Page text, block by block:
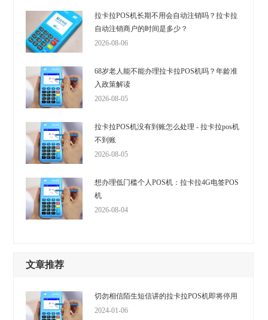
拉卡拉POS机长期不用会自动注销吗？拉卡拉
自动注销商户的时间是多少？
2026-08-06
68岁老人能不能办理拉卡拉POS机吗？年龄准
入政策解读
2026-08-05
拉卡拉POS机没有到账怎么处理 - 拉卡拉pos机
不到账
2026-08-05
想办理低门槛个人POS机：拉卡拉4G电签POS
机
2026-08-04
文章推荐
切勿相信陌生短信讲的拉卡拉POS机即将停用
2024-01-06